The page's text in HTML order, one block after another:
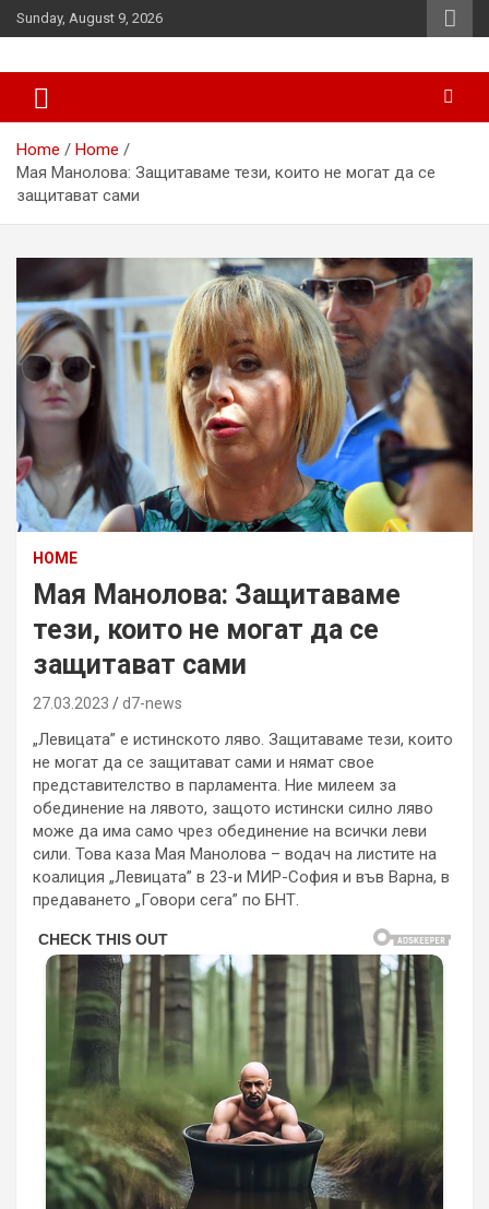
Skip
to
Sunday, August 9, 2026
d7-news.com
Home
Home
Мая Манолова: Защитаваме тези, които не могат да се
защитават сами
HOME
Мая Манолова: Защитаваме
тези, които не могат да се
защитават сами
27.03.2023 d7-news
„Левицата” е истинското ляво. Защитаваме тези, които
не могат да се защитават сами и нямат свое
представителство в парламента. Ние милеем за
обединение на лявото, защото истински силно ляво
може да има само чрез обединение на всички леви
сили. Това каза Мая Манолова – водач на листите на
коалиция „Левицата” в 23-и МИР-София и във Варна, в
предаването „Говори сега” по БНТ.